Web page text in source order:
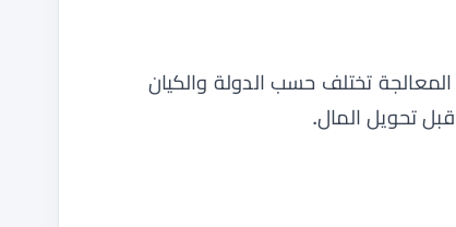
تختلف حسب الدولة والكيان
تحويل المال.